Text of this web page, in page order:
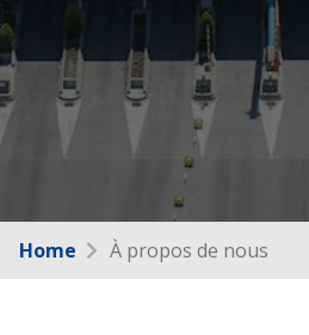
Home À propos de nous